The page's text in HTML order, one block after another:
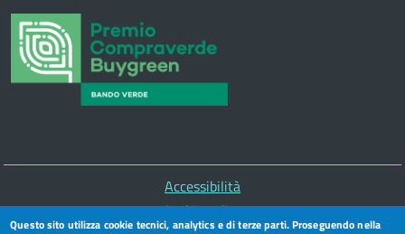
Piè
di
Accessibilità
Cookie policy
Questo sito utilizza cookie tecnici, analytics e di terze parti. Proseguendo nella